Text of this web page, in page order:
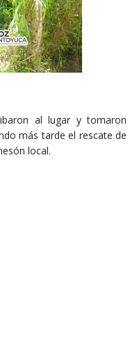
al lugar y tomaron
más tarde el rescate de
local.